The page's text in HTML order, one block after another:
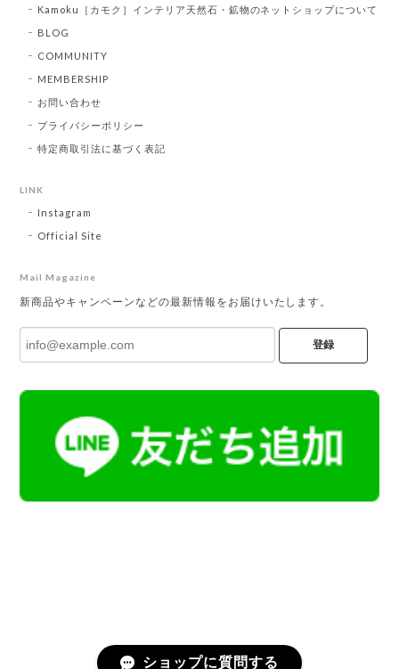
Kamoku［カモク］インテリア天然石・鉱物のネットショップについて
BLOG
COMMUNITY
MEMBERSHIP
お問い合わせ
プライバシーポリシー
特定商取引法に基づく表記
LINK
Instagram
Official Site
Mail Magazine
新商品やキャンペーンなどの最新情報をお届けいたします。
登録
ショップに質問する